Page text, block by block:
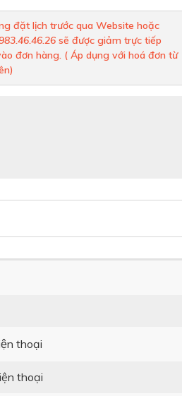
đặt lịch trước qua Website hoặc
sẽ được giảm trực tiếp
đơn hàng. ( Áp dụng với hoá đơn từ
thoại
thoại